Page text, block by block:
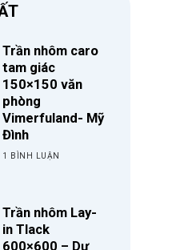
Trần nhôm caro
tam giác
150×150 văn
phòng
Vimerfuland- Mỹ
Đình
1 BÌNH LUẬN
Trần nhôm Lay-
in Tlack
600×600 – Dự